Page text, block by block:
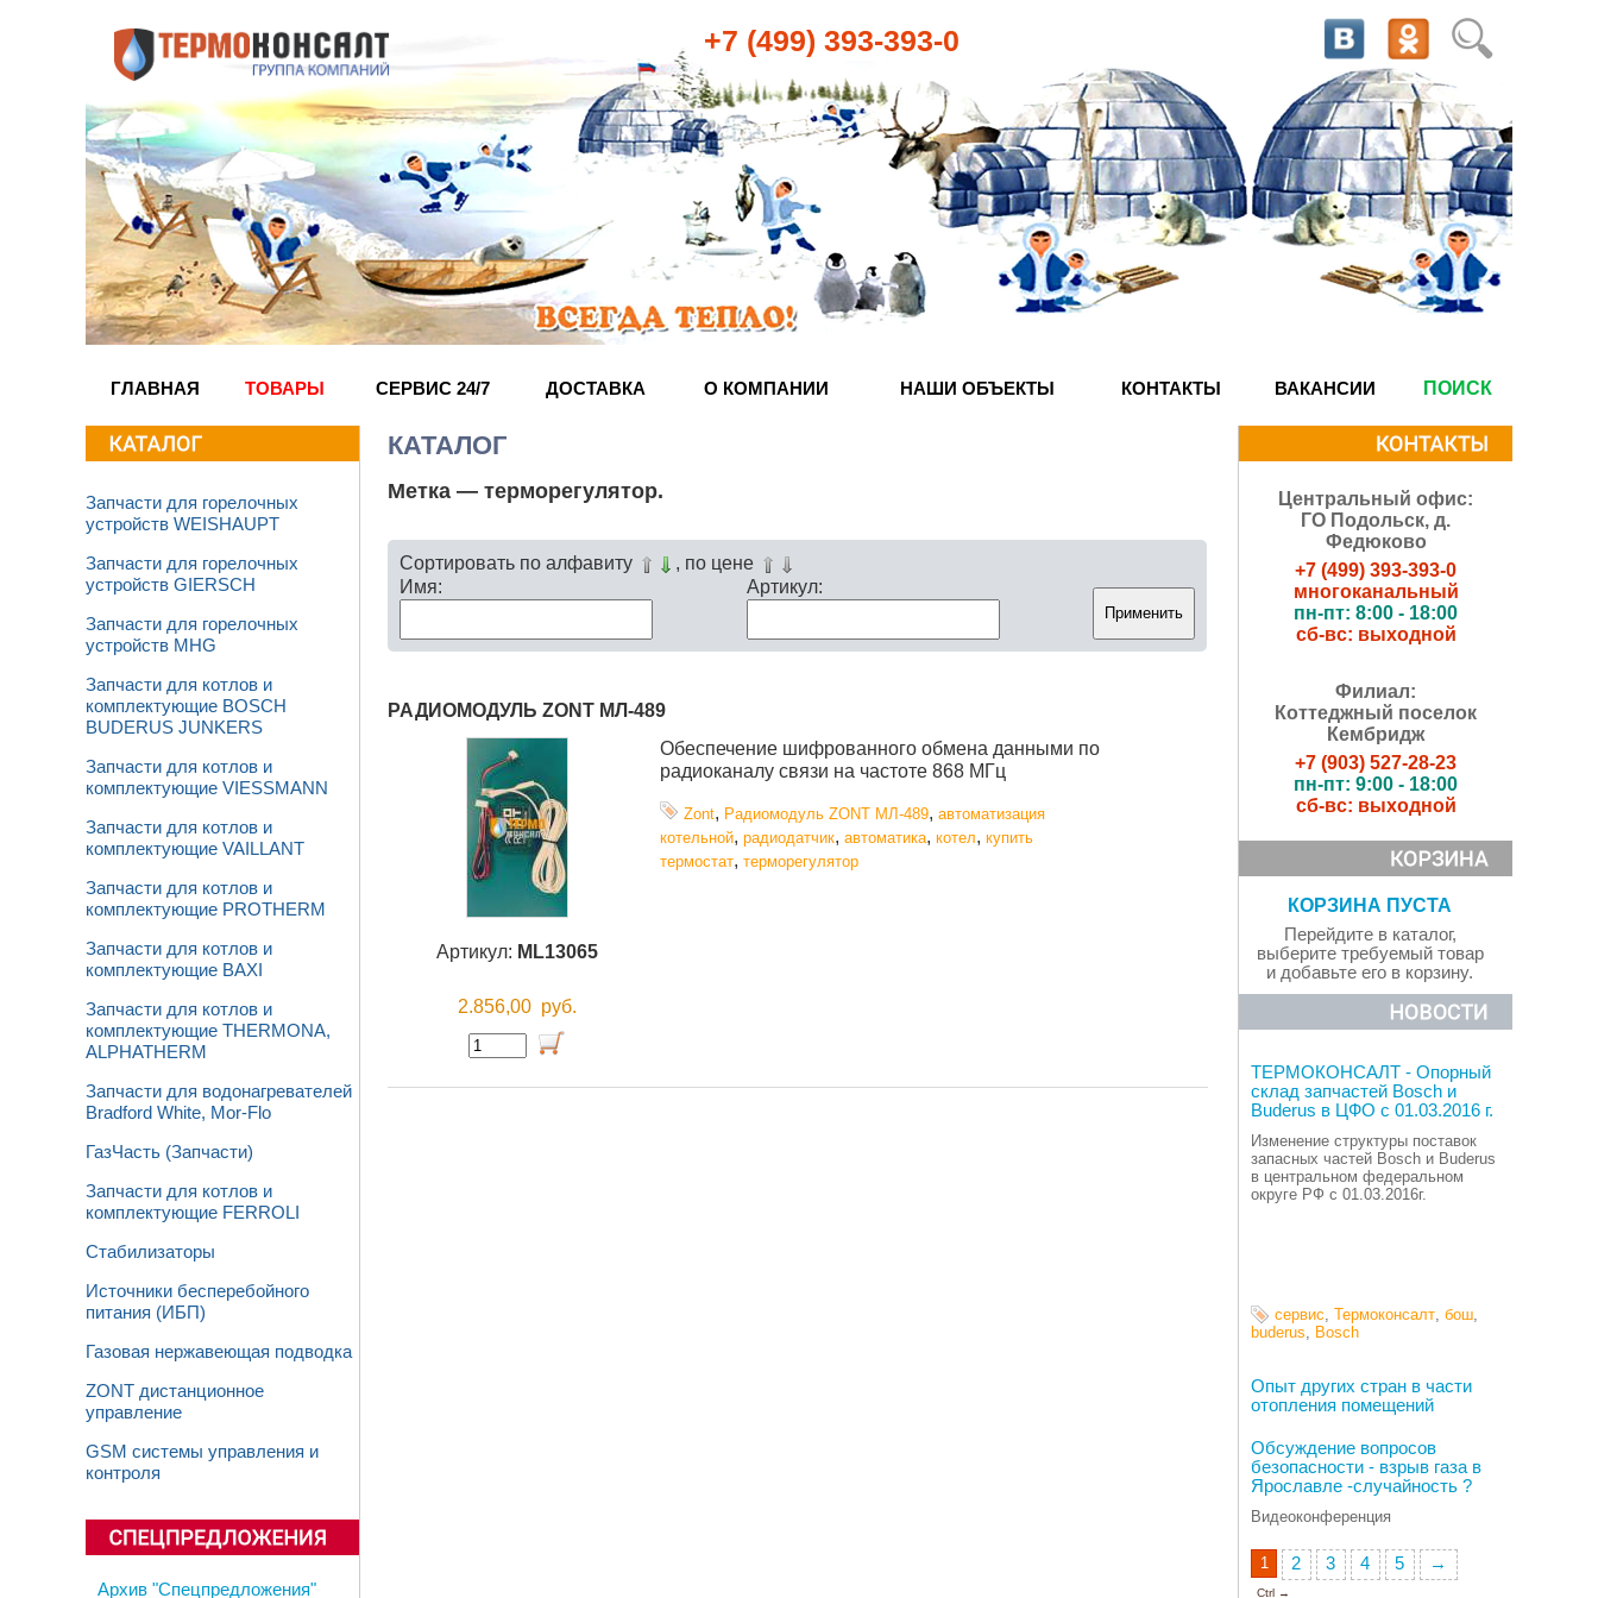
+7 (499) 393-393-0
ГЛАВНАЯ ТОВАРЫ СЕРВИС 24/7 ДОСТАВКА О КОМПАНИИ НАШИ ОБЪЕКТЫ КОНТАКТЫ ВАКАНСИИ ПОИСК
Запчасти для горелочных
устройств WEISHAUPT
Запчасти для горелочных
устройств GIERSCH
Запчасти для горелочных
устройств MHG
Запчасти для котлов и
комплектующие BOSCH
BUDERUS JUNKERS
Запчасти для котлов и
комплектующие VIESSMANN
Запчасти для котлов и
комплектующие VAILLANT
Запчасти для котлов и
комплектующие PROTHERM
Запчасти для котлов и
комплектующие BAXI
Запчасти для котлов и
комплектующие THERMONA,
ALPHATHERM
Запчасти для водонагревателей
Bradford White, Mor-Flo
ГазЧасть (Запчасти)
Запчасти для котлов и
комплектующие FERROLI
Стабилизаторы
Источники бесперебойного
питания (ИБП)
Газовая нержавеющая подводка
ZONT дистанционное
управление
GSM системы управления и
контроля
Архив "Спецпредложения"
КАТАЛОГ
Метка — терморегулятор.
Сортировать по алфавиту
, по цене
Имя:
Артикул:
РАДИОМОДУЛЬ ZONT МЛ-489
Артикул: ML13065
2.856,00 руб.
Обеспечение шифрованного обмена данными по
радиоканалу связи на частоте 868 МГц
Zont, Радиомодуль ZONT МЛ-489, автоматизация
котельной, радиодатчик, автоматика, котел, купить
термостат, терморегулятор
Центральный офис:
ГО Подольск, д.
Федюково
+7 (499) 393-393-0
многоканальный
пн-пт: 8:00 - 18:00
сб-вс: выходной
Филиал:
Коттеджный поселок
Кембридж
+7 (903) 527-28-23
пн-пт: 9:00 - 18:00
сб-вс: выходной
КОРЗИНА ПУСТА
Перейдите в каталог,
выберите требуемый товар
и добавьте его в корзину.
ТЕРМОКОНСАЛТ - Опорный
склад запчастей Bosch и
Buderus в ЦФО с 01.03.2016 г.
Изменение структуры поставок
запасных частей Bosch и Buderus
в центральном федеральном
округе РФ с 01.03.2016г.
сервис, Термоконсалт, бош,
buderus, Bosch
Опыт других стран в части
отопления помещений
Обсуждение вопросов
безопасности - взрыв газа в
Ярославле -случайность ?
Видеоконференция
1 2 3 4 5 →
Ctrl →